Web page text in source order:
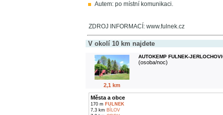
Autem: po místní komunikaci.
ZDROJ INFORMACÍ: www.fulnek.cz
V okolí 10 km najdete
2,1 km
AUTOKEMP FULNEK-
(osoba/noc)
Města a obce
170 m FULNEK
7,3 km BÍLOV